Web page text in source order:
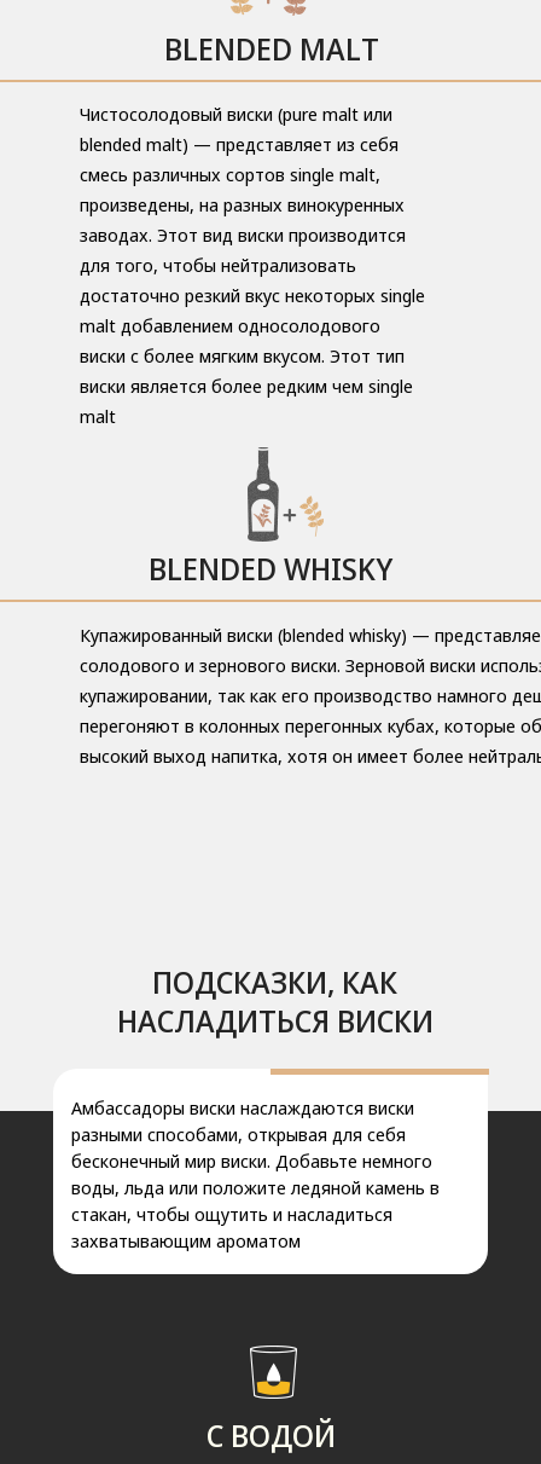
BLENDED MALT
BLENDED WHISKY
Чистосолодовый виски (pure malt или
blended malt) — представляет из себя
смесь различных сортов single malt,
произведены, на разных винокуренных
заводах. Этот вид виски производится
для того, чтобы нейтрализовать
достаточно резкий вкус некоторых single
malt добавлением односолодового
виски с более мягким вкусом. Этот тип
виски является более редким чем single
malt
Купажированный виски (blended whisky) —
солодового и зернового виски. Зерновой виски
купажировании, так как его производство намного
перегоняют в колонных перегонных кубах, которые
высокий выход напитка, хотя он имеет более
ПОДСКАЗКИ, КАК
НАСЛАДИТЬСЯ ВИСКИ
Амбассадоры виски наслаждаются виски
разными способами, открывая для себя
бесконечный мир виски. Добавьте немного
воды, льда или положите ледяной камень в
стакан, чтобы ощутить и насладиться
захватывающим ароматом
С ВОДОЙ